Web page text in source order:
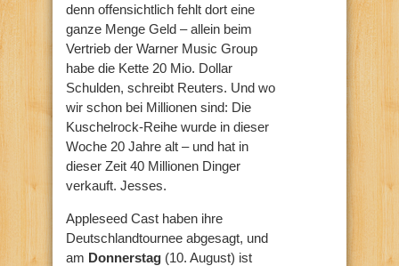
denn offensichtlich fehlt dort eine
ganze Menge Geld – allein beim
Vertrieb der Warner Music Group
habe die Kette 20 Mio. Dollar
Schulden, schreibt Reuters. Und wo
wir schon bei Millionen sind: Die
Kuschelrock-Reihe wurde in dieser
Woche 20 Jahre alt – und hat in
dieser Zeit 40 Millionen Dinger
verkauft. Jesses.
Appleseed Cast haben ihre
Deutschlandtournee abgesagt, und
am Donnerstag (10. August) ist